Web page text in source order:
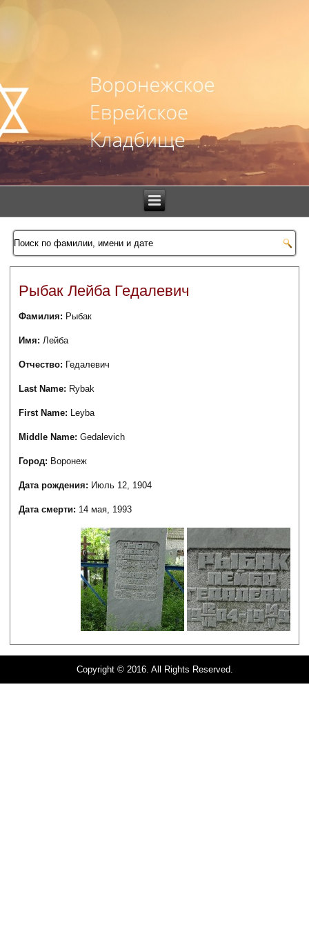
Рыбак Лейба Гедалевич
Фамилия: Рыбак
Имя:Лейба
Отчество: Гедалевич
Last Name: Rybak
First Name: Leyba
Middle Name:Gedalevich
Город: Воронеж
Дата рождения: Июль 12, 1904
Дата смерти: 14 мая, 1993
Copyright © 2016. All Rights Reserved.